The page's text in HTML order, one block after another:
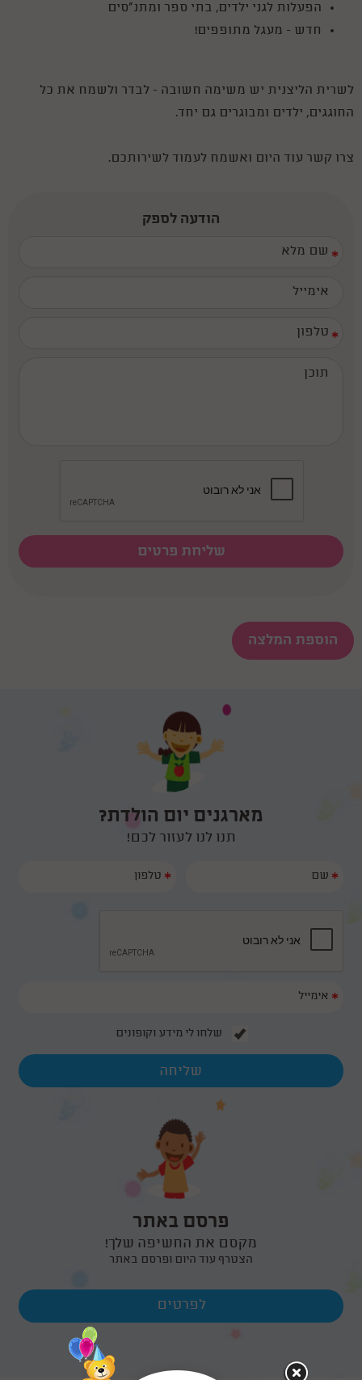
הפעלות לגני ילדים, בתי ספר ומתנ"סים
חדש - מעגל מתופפים!
לשרית הליצנית יש משימה חשובה - לבדר ולשמח את כל
החוגגים, ילדים ומבוגרים גם יחד.
צרו קשר עוד היום ואשמח לעמוד לשירותכם.
הודעה לספק
*
*
הוספת המלצה
מארגנים יום הולדת?
תנו לנו לעזור לכם!
*
*
*
שלחו לי מידע וקופונים
פרסם באתר
מקסם את החשיפה שלך!
הצטרף עוד היום ופרסם באתר
לפרטים